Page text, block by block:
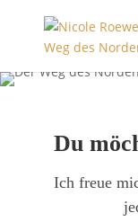
Du
Ich freue